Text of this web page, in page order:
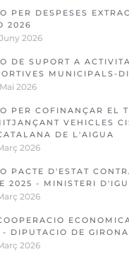
PER DESPESES
2026
2026
DE SUPORT A
MUNICIPALS-
2026
PER COFINANÇAR EL
VEHICLES
DE L'AIGUA
2026
PACTE D'ESTAT
2025 - MINISTERI
2026
DIPUTACIO DE GIRONA
2026